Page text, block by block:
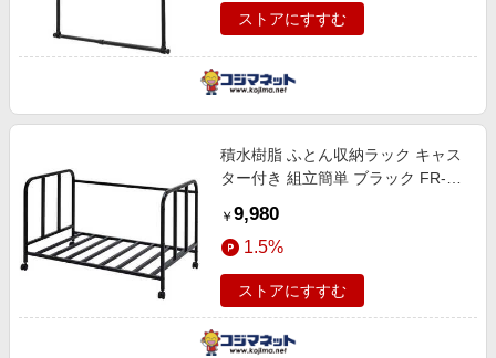
ストアにすすむ
積水樹脂 ふとん収納ラック キャス
ター付き 組立簡単 ブラック FR-
￥ 9,980
1.5%
ストアにすすむ